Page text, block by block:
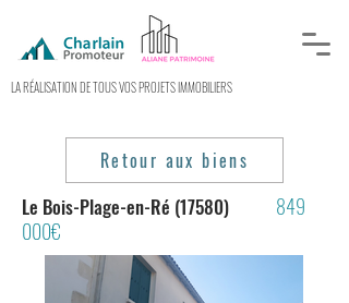
LA RÉALISATION DE TOUS VOS PROJETS IMMOBILIERS
Retour aux biens
Le Bois-Plage-en-Ré (17580)
849
000€